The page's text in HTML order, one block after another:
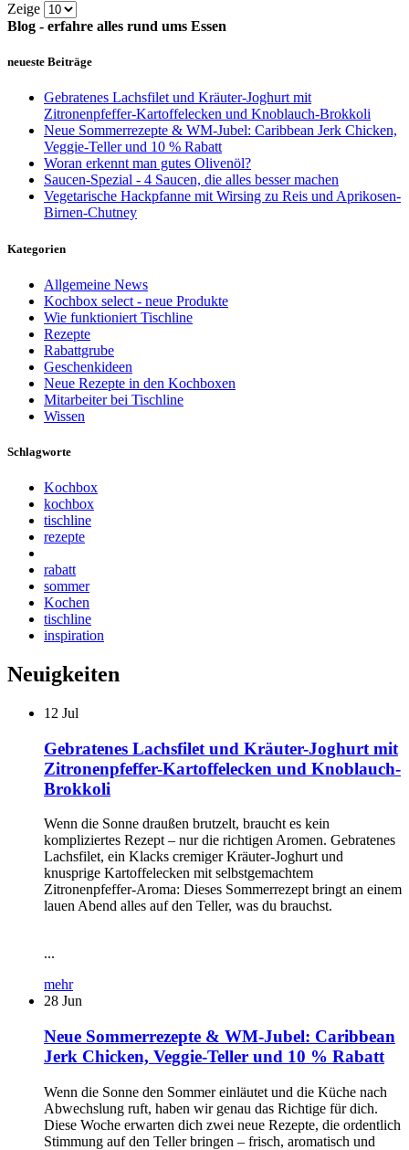
Zeige
Blog - erfahre alles rund ums Essen
neueste Beiträge
Gebratenes Lachsfilet und Kräuter-Joghurt mit
Zitronenpfeffer-Kartoffelecken und Knoblauch-Brokkoli
Neue Sommerrezepte & WM-Jubel: Caribbean Jerk Chicken,
Veggie-Teller und 10 % Rabatt
Woran erkennt man gutes Olivenöl?
Saucen-Spezial - 4 Saucen, die alles besser machen
Vegetarische Hackpfanne mit Wirsing zu Reis und Aprikosen-
Birnen-Chutney
Kategorien
Allgemeine News
Kochbox select - neue Produkte
Wie funktioniert Tischline
Rezepte
Rabattgrube
Geschenkideen
Neue Rezepte in den Kochboxen
Mitarbeiter bei Tischline
Wissen
Schlagworte
Kochbox
kochbox
tischline
rezepte
rabatt
sommer
Kochen
tischline
inspiration
Neuigkeiten
12 Jul
Gebratenes Lachsfilet und Kräuter-Joghurt mit
Zitronenpfeffer-Kartoffelecken und Knoblauch-
Brokkoli
Wenn die Sonne draußen brutzelt, braucht es kein
kompliziertes Rezept – nur die richtigen Aromen. Gebratenes
Lachsfilet, ein Klacks cremiger Kräuter-Joghurt und
knusprige Kartoffelecken mit selbstgemachtem
Zitronenpfeffer-Aroma: Dieses Sommerrezept bringt an einem
lauen Abend alles auf den Teller, was du brauchst.
...
mehr
28 Jun
Neue Sommerrezepte & WM-Jubel: Caribbean
Jerk Chicken, Veggie-Teller und 10 % Rabatt
Wenn die Sonne den Sommer einläutet und die Küche nach
Abwechslung ruft, haben wir genau das Richtige für dich.
Diese Woche erwarten dich zwei neue Rezepte, die ordentlich
Stimmung auf den Teller bringen – frisch, aromatisch und